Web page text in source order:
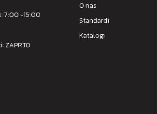
7:00 -15:00
ZAPRTO
O nas
Standardi
Katalogi